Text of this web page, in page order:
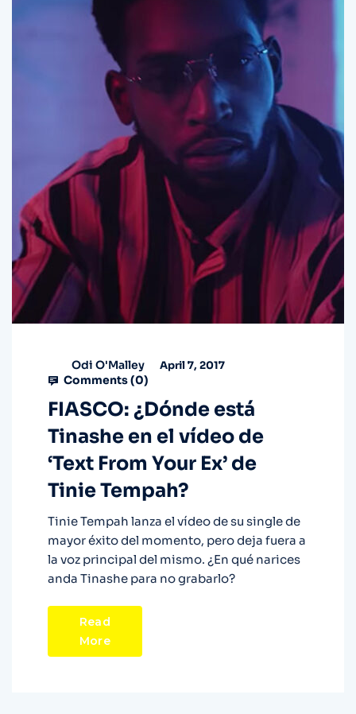
Odi O'Malley April 7, 2017
Comments (0)
FIASCO: ¿Dónde está
Tinashe en el vídeo de
‘Text From Your Ex’ de
Tinie Tempah?
Tinie Tempah lanza el vídeo de su single de
mayor éxito del momento, pero deja fuera a
la voz principal del mismo. ¿En qué narices
anda Tinashe para no grabarlo?
Read
More